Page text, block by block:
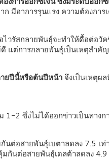
มีอาการรุนแรง ความต้องกา
วรัสกลายพันธุ์จะทำให้ดื้อต่อ
แต่การกลายพันธุ์เป็นเหตุสำคั
ายปีนี้หรือต้นปีหน้า จึงเป็นเหตุผ
2 ซึ่งไม่ได้ออกข่าวเป็นทาง
อสายพันธุ์เบตาลดลง 7.5 เท่
มกันต่อสายพันธุ์เดลต้าลดลง